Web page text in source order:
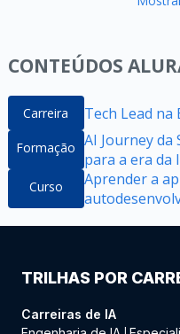
CONTEÚDOS
Carreira Tech Lead na
Formação AI Journey
para a era da
Curso
Aprender a
TRILHAS POR
Carreiras de IA